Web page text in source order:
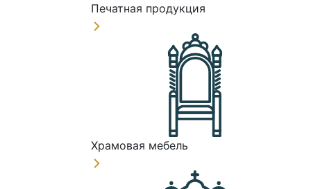
Печатная продукция
Храмовая мебель